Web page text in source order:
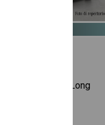
110 CDI Furgone Long